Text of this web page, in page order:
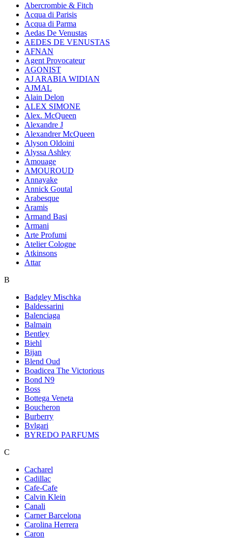
Abercrombie & Fitch
Acqua di Parisis
Acqua di Parma
Aedas De Venustas
AEDES DE VENUSTAS
AFNAN
Agent Provocateur
AGONIST
AJ ARABIA WIDIAN
AJMAL
Alain Delon
ALEX SIMONE
Alex. McQueen
Alexandre J
Alexandrer McQueen
Alyson Oldoini
Alyssa Ashley
Amouage
AMOUROUD
Annayake
Annick Goutal
Arabesque
Aramis
Armand Basi
Armani
Arte Profumi
Atelier Cologne
Atkinsons
Attar
B
Badgley Mischka
Baldessarini
Balenciaga
Balmain
Bentley
Biehl
Bijan
Blend Oud
Boadicea The Victorious
Bond N9
Boss
Bottega Veneta
Boucheron
Burberry
Bvlgari
BYREDO PARFUMS
C
Cacharel
Cadillac
Cafe-Cafe
Calvin Klein
Canali
Carner Barcelona
Carolina Herrera
Caron